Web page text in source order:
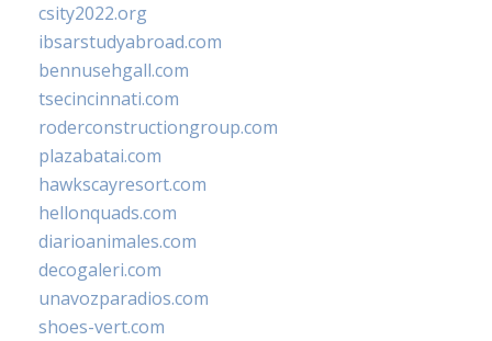
csity2022.org
ibsarstudyabroad.com
bennusehgall.com
tsecincinnati.com
roderconstructiongroup.com
plazabatai.com
hawkscayresort.com
hellonquads.com
diarioanimales.com
decogaleri.com
unavozparadios.com
shoes-vert.com